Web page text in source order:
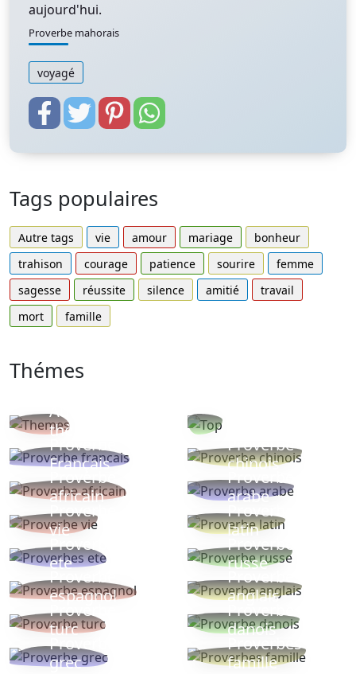
aujourd'hui.
Proverbe mahorais
voyagé
Tags populaires
Autre tags vie amour mariage
bonheur
trahison
courage patience sourire
femme
sagesse
réussite silence amitié
travail
mort
famille
Thémes
Autres
thèmes
Proverbe
Français
Proverbe
chinois
Proverbe
africain
Proverbe
arabe
Proverbe
vie
Proverbe
latin
Proverbes
ete
Proverbe
russe
Proverbe
espagnol
Proverbe
anglais
Proverbe
turc
Proverbe
danois
Proverbe
grec
Proverbes
famille